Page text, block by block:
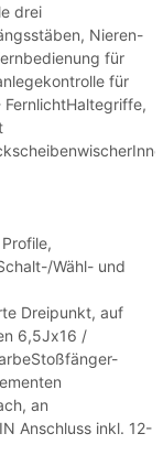
drei
Nieren-
für
für
Wähl- und
Dreipunkt, auf
6,5Jx16 /
an
Anschluss inkl. 12-